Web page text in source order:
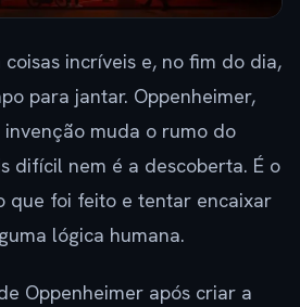
incríveis e, no fim do dia,
para jantar. Oppenheimer,
invenção muda o rumo do
difícil nem é a descoberta. É o
que foi feito e tentar encaixar
lógica humana.
Oppenheimer após criar a